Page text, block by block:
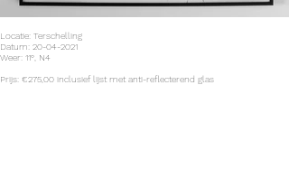
Locatie: Terschelling
Datum: 20-04-2021
Weer: 11°, N4
Prijs: €275,00 inclusief lijst met anti-reflecterend glas